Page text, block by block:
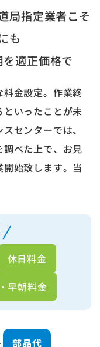
局指定業者こそ
も
適正価格で
金設定。作業終
いったことが未
センターでは、
べた上で、お見
始致します。当
休日料金
早朝料金
部品代